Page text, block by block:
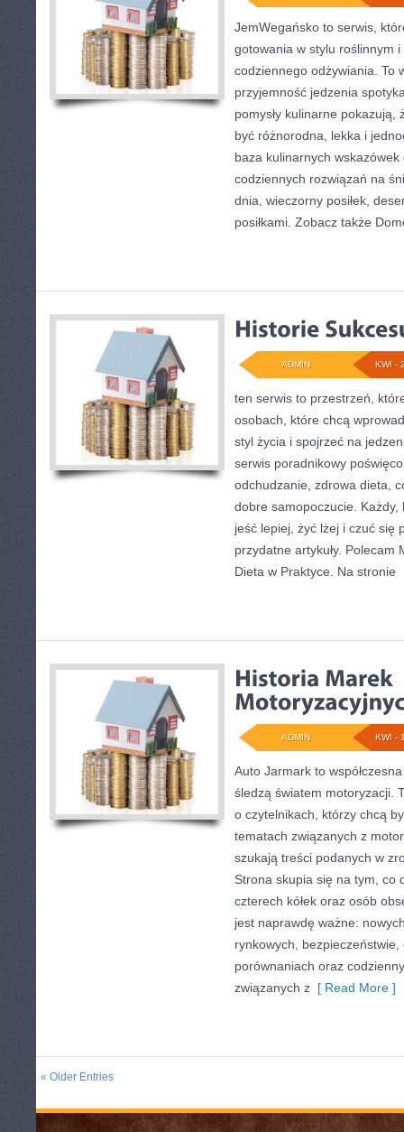
JemWegańsko to serwis,
gotowania w stylu roślinnym
codziennego odżywiania. To
przyjemność jedzenia
pomysły kulinarne
być różnorodna, lekka i
baza kulinarnych
codziennych rozwiązań na
dnia, wieczorny posiłek,
posiłkami. Zobacz także
KWI -
ADMIN
ten serwis to przestrzeń,
osobach, które chcą
styl życia i spojrzeć na
serwis poradnikowy
odchudzanie, zdrowa dieta,
dobre samopoczucie.
jeść lepiej, żyć lżej i czuć się
przydatne artykuły.
Dieta w Praktyce. Na stronie
KWI -
ADMIN
Auto Jarmark to
śledzą światem motoryzacji.
o czytelnikach, którzy chcą
tematach związanych z
szukają treści podanych w
Strona skupia się na tym, co
czterech kółek oraz osób
jest naprawdę ważne:
rynkowych,
porównaniach oraz
związanych z [ Read More ]
« Older Entries